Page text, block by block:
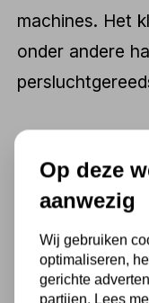
machines. Het
onder andere
en investeert
ontwikkeling
verbeteren en
behoeften van
Op deze
aanwezig
Wij gebruiken
optimaliseren,
gerichte
partijen. Lees